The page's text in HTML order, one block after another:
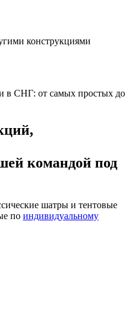
конструкциями
в СНГ: от самых простых до
командой под
шатры и тентовые
по индивидуальному